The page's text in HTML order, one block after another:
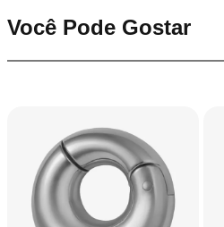
Você Pode Gostar